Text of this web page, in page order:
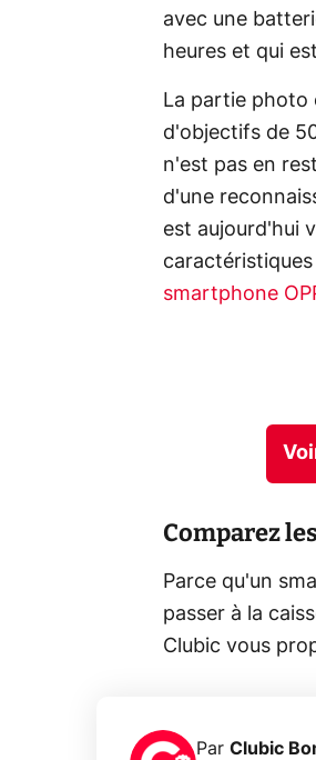
avec une
heures et qui
La partie photo
d'objectifs de
n'est pas en
d'une
est aujourd'hui
smartphone
Comparez
Parce qu'un
passer à la
Clubic vous
Par Clubic